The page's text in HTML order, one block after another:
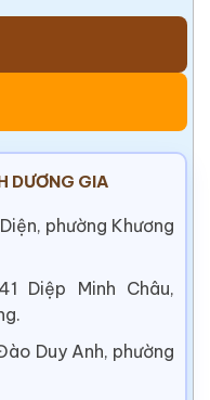
DƯƠNG GIA
phường Khương
Diệp Minh Châu,
Duy Anh, phường